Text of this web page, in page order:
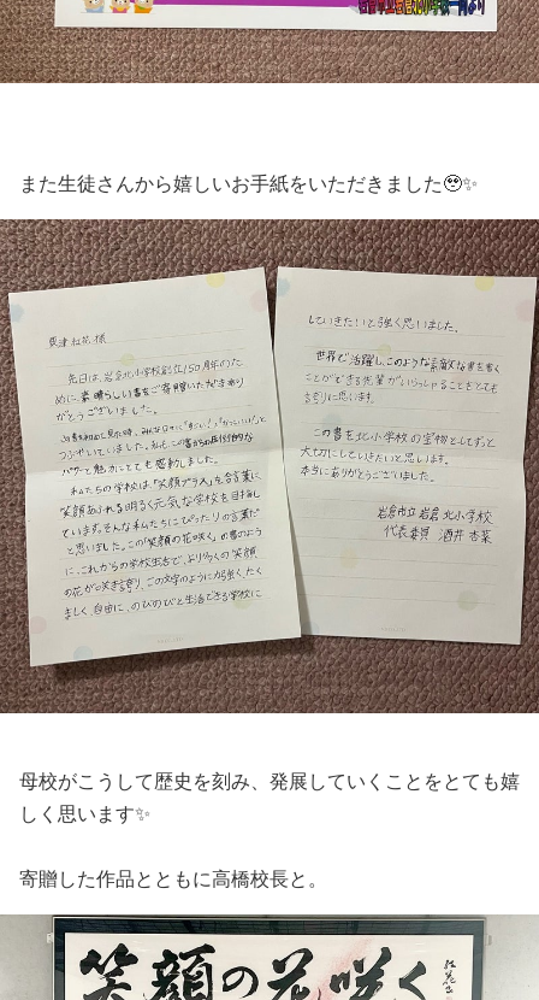
また生徒さんから嬉しいお手紙をいただきました🥹✨
母校がこうして歴史を刻み、発展していくことをとても嬉
しく思います✨
寄贈した作品とともに高橋校長と。